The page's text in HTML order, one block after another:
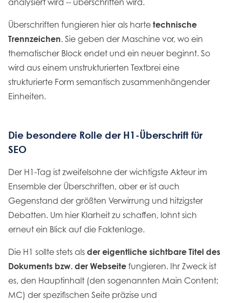
Überschriften fungieren hier als harte technische
Trennzeichen. Sie geben der Maschine vor, wo ein
thematischer Block endet und ein neuer beginnt. So
wird aus einem unstrukturierten Textbrei eine
strukturierte Form semantisch zusammenhängender
Einheiten.
Die besondere Rolle der H1-Überschrift für
SEO
Der H1-Tag ist zweifelsohne der wichtigste Akteur im
Ensemble der Überschriften, aber er ist auch
Gegenstand der größten Verwirrung und hitzigster
Debatten. Um hier Klarheit zu schaffen, lohnt sich
erneut ein Blick auf die Faktenlage.
Die H1 sollte stets als der eigentliche sichtbare Titel des
Dokuments bzw. der Webseite fungieren. Ihr Zweck ist
es, den Hauptinhalt (den sogenannten Main Content;
MC) der spezifischen Seite präzise und